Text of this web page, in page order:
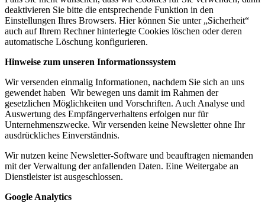
deaktivieren Sie bitte die entsprechende Funktion in den
Einstellungen Ihres Browsers. Hier können Sie unter „Sicherheit“
auch auf Ihrem Rechner hinterlegte Cookies löschen oder deren
automatische Löschung konfigurieren.
Hinweise zum unseren Informationssystem
Wir versenden einmalig Informationen, nachdem Sie sich an uns
gewendet haben Wir bewegen uns damit im Rahmen der
gesetzlichen Möglichkeiten und Vorschriften. Auch Analyse und
Auswertung des Empfängerverhaltens erfolgen nur für
Unternehmenszwecke. Wir versenden keine Newsletter ohne Ihr
ausdrückliches Einverständnis.
Wir nutzen keine Newsletter-Software und beauftragen niemanden
mit der Verwaltung der anfallenden Daten. Eine Weitergabe an
Dienstleister ist ausgeschlossen.
Google Analytics